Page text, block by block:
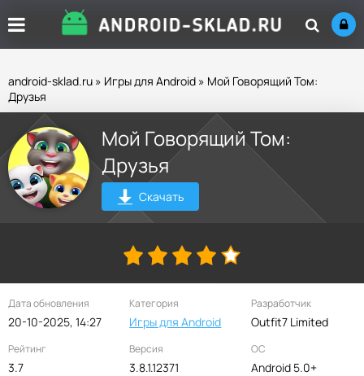
android-sklad.ru » Игры для Android » Мой Говорящий Том:
Друзья
Мой Говорящий Том:
Друзья
Скачать
Дата обновления
20-10-2025, 14:27
Категория
Игры для Android
Разработчик
Outfit7 Limited
Рейтинг
3.7
Версия
3.8.1.12371
ОС
Android 5.0+